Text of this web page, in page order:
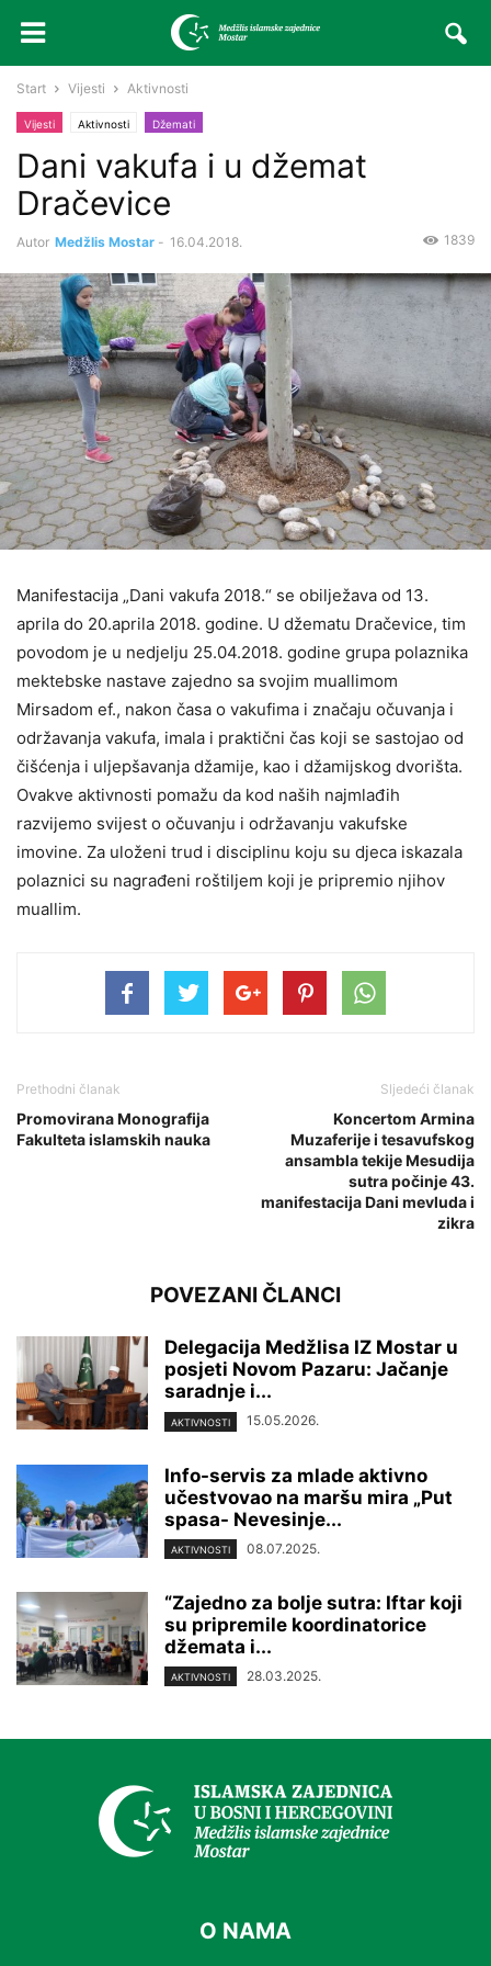
Start Vijesti Aktivnosti
Vijesti Aktivnosti Džemati
Dani vakufa i u džemat
Dračevice
Autor Medžlis Mostar - 16.04.2018. 1839
Manifestacija „Dani vakufa 2018.“ se obilježava od 13.
aprila do 20.aprila 2018. godine. U džematu Dračevice, tim
povodom je u nedjelju 25.04.2018. godine grupa polaznika
mektebske nastave zajedno sa svojim muallimom
Mirsadom ef., nakon časa o vakufima i značaju očuvanja i
održavanja vakufa, imala i praktični čas koji se sastojao od
čišćenja i uljepšavanja džamije, kao i džamijskog dvorišta.
Ovakve aktivnosti pomažu da kod naših najmlađih
razvijemo svijest o očuvanju i održavanju vakufske
imovine. Za uloženi trud i disciplinu koju su djeca iskazala
polaznici su nagrađeni roštiljem koji je pripremio njihov
muallim.
Prethodni članak
Promovirana Monografija
Fakulteta islamskih nauka
Sljedeći članak
Koncertom Armina
Muzaferije i tesavufskog
ansambla tekije Mesudija
sutra počinje 43.
manifestacija Dani mevluda i
zikra
POVEZANI ČLANCI
Delegacija Medžlisa IZ Mostar u
posjeti Novom Pazaru: Jačanje
saradnje i...
AKTIVNOSTI 15.05.2026.
Info-servis za mlade aktivno
učestvovao na maršu mira „Put
spasa- Nevesinje...
AKTIVNOSTI 08.07.2025.
“Zajedno za bolje sutra: Iftar koji
su pripremile koordinatorice
džemata i...
AKTIVNOSTI 28.03.2025.
O NAMA